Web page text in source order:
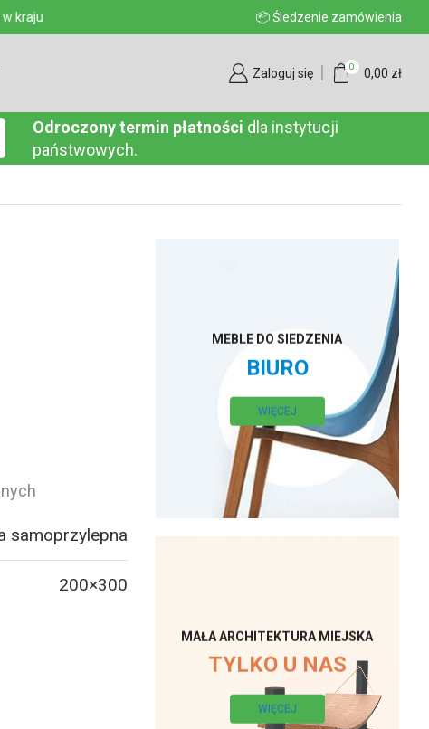
kraju 📦 Śledzenie zamówienia
Zaloguj się 0 0,00 zł
Odroczony termin płatności dla instytucji
państwowych.
samoprzylepna
200×300
MEBLE DO SIEDZENIA
BIURO
WIĘCEJ
MAŁA ARCHITEKTURA MIEJSKA
TYLKO U NAS
WIĘCEJ